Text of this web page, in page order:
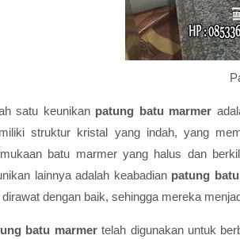
satu keunikan patung batu marmer
struktur kristal yang indah, yang
batu marmer yang halus dan
lainnya adalah keabadian patung
dirawat dengan baik, sehingga mereka
batu marmertelah digunakan untuk